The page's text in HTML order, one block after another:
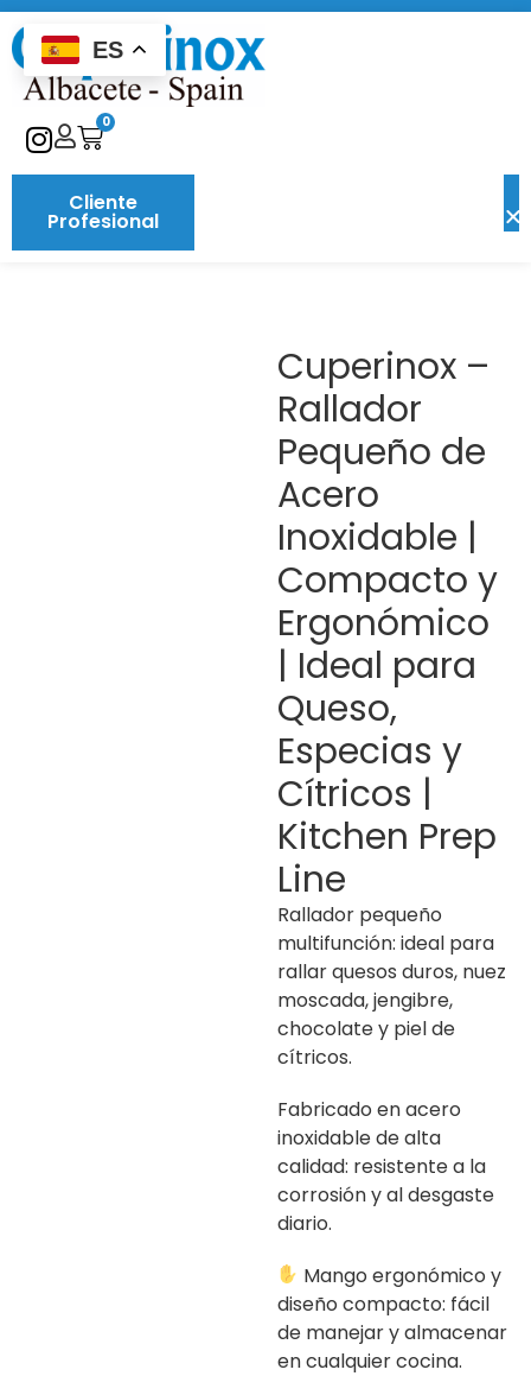
Cliente
Profesional
0
Cuperinox –
Rallador
Pequeño de
Acero
Inoxidable |
Compacto y
Ergonómico
| Ideal para
Queso,
Especias y
Cítricos |
Kitchen Prep
Line
Rallador pequeño
multifunción: ideal para
rallar quesos duros, nuez
moscada, jengibre,
chocolate y piel de
cítricos.
Fabricado en acero
inoxidable de alta
calidad: resistente a la
corrosión y al desgaste
diario.
Mango ergonómico y
diseño compacto: fácil
de manejar y almacenar
en cualquier cocina.
ES